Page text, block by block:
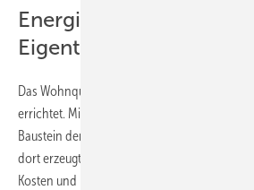
Energiewende nicht nur
Eigentümer
Das Wohnquartier in Köln-Ossendorf wurde
errichtet. Mit dem Mieterstromprojekt werde
Baustein der lokalen Energiewende
dort erzeugt, wo er verbraucht wird. Das
Kosten und lasse Mieter:innen direkt von der